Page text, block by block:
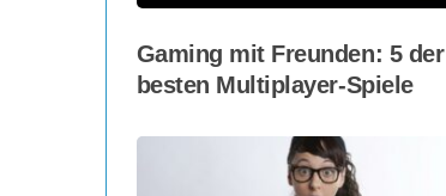
Gaming mit Freunden: 5 der
besten Multiplayer-Spiele